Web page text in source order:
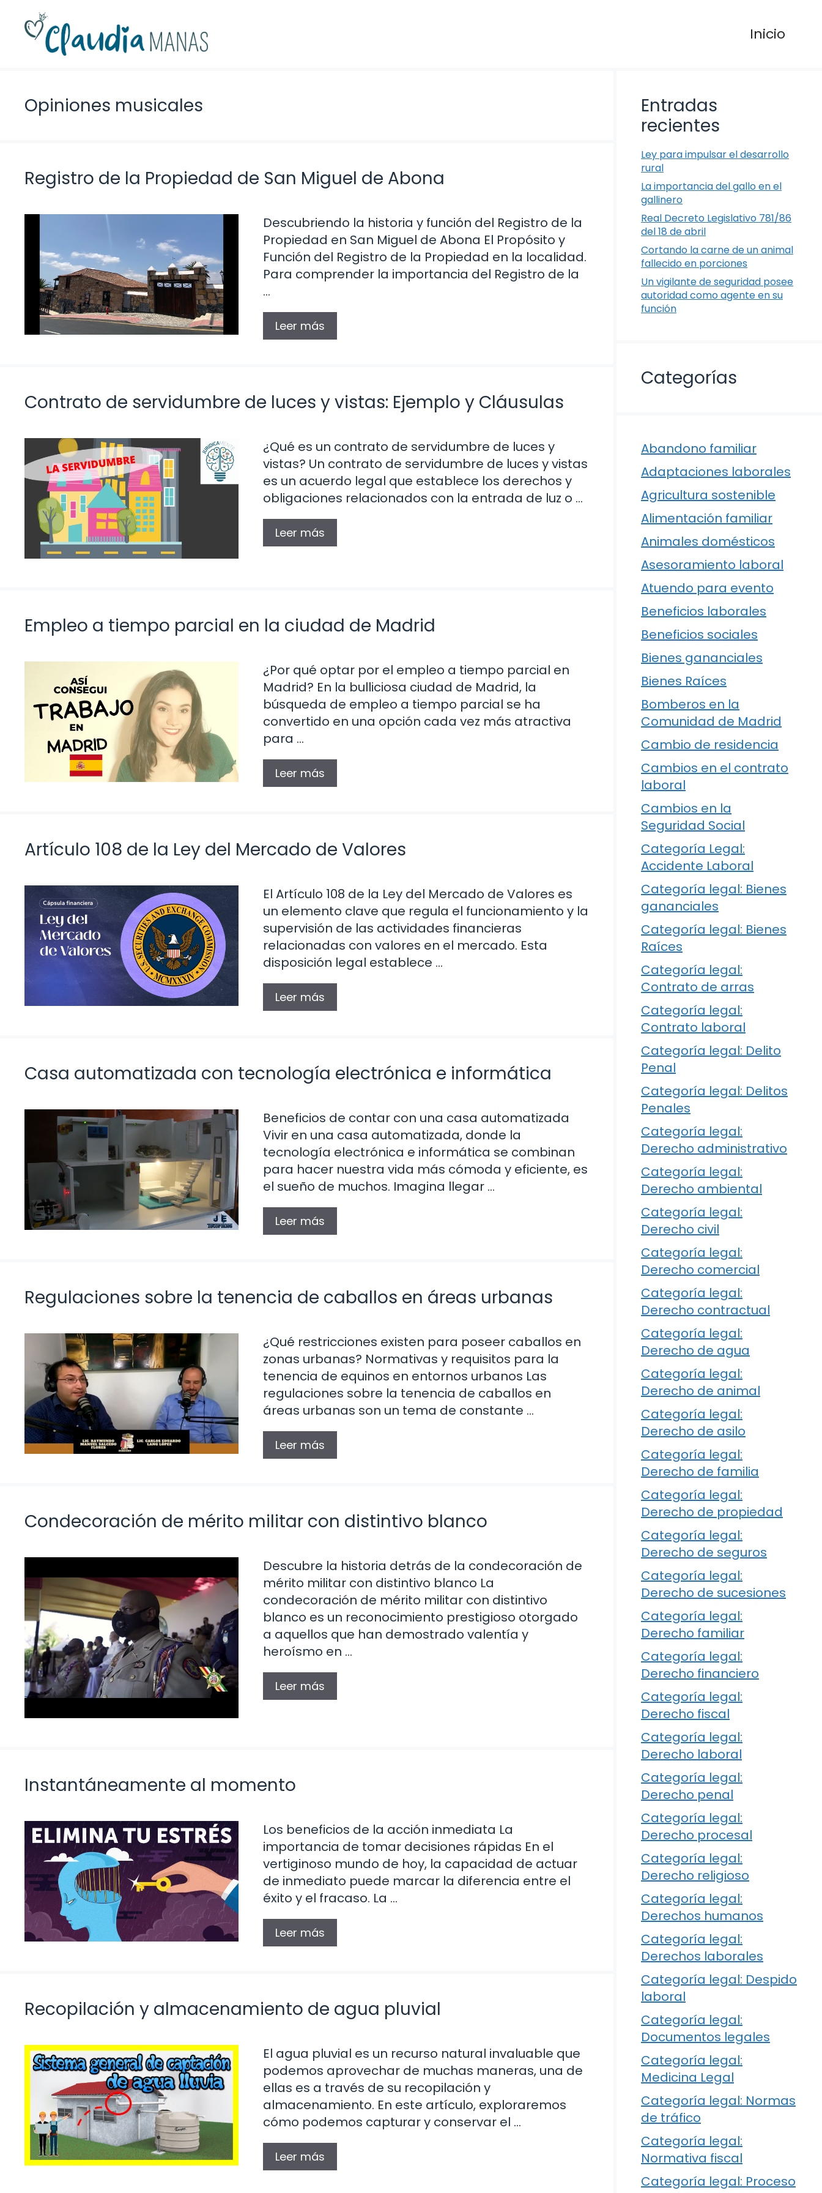
contenido
Inicio
Opiniones musicales
Registro de la Propiedad de San Miguel de Abona
Descubriendo la historia y función del Registro de la
Propiedad en San Miguel de Abona El Propósito y
Función del Registro de la Propiedad en la localidad.
Para comprender la importancia del Registro de la
…
Leer más
Contrato de servidumbre de luces y vistas: Ejemplo y Cláusulas
¿Qué es un contrato de servidumbre de luces y
vistas? Un contrato de servidumbre de luces y vistas
es un acuerdo legal que establece los derechos y
obligaciones relacionados con la entrada de luz o …
Leer más
Empleo a tiempo parcial en la ciudad de Madrid
¿Por qué optar por el empleo a tiempo parcial en
Madrid? En la bulliciosa ciudad de Madrid, la
búsqueda de empleo a tiempo parcial se ha
convertido en una opción cada vez más atractiva
para …
Leer más
Artículo 108 de la Ley del Mercado de Valores
El Artículo 108 de la Ley del Mercado de Valores es
un elemento clave que regula el funcionamiento y la
supervisión de las actividades financieras
relacionadas con valores en el mercado. Esta
disposición legal establece …
Leer más
Casa automatizada con tecnología electrónica e informática
Beneficios de contar con una casa automatizada
Vivir en una casa automatizada, donde la
tecnología electrónica e informática se combinan
para hacer nuestra vida más cómoda y eficiente, es
el sueño de muchos. Imagina llegar …
Leer más
Regulaciones sobre la tenencia de caballos en áreas urbanas
¿Qué restricciones existen para poseer caballos en
zonas urbanas? Normativas y requisitos para la
tenencia de equinos en entornos urbanos Las
regulaciones sobre la tenencia de caballos en
áreas urbanas son un tema de constante …
Leer más
Condecoración de mérito militar con distintivo blanco
Descubre la historia detrás de la condecoración de
mérito militar con distintivo blanco La
condecoración de mérito militar con distintivo
blanco es un reconocimiento prestigioso otorgado
a aquellos que han demostrado valentía y
heroísmo en …
Leer más
Instantáneamente al momento
Los beneficios de la acción inmediata La
importancia de tomar decisiones rápidas En el
vertiginoso mundo de hoy, la capacidad de actuar
de inmediato puede marcar la diferencia entre el
éxito y el fracaso. La …
Leer más
Recopilación y almacenamiento de agua pluvial
El agua pluvial es un recurso natural invaluable que
podemos aprovechar de muchas maneras, una de
ellas es a través de su recopilación y
almacenamiento. En este artículo, exploraremos
cómo podemos capturar y conservar el …
Leer más
Entradas
recientes
Ley para impulsar el desarrollo
rural
La importancia del gallo en el
gallinero
Real Decreto Legislativo 781/86
del 18 de abril
Cortando la carne de un animal
fallecido en porciones
Un vigilante de seguridad posee
autoridad como agente en su
función
Categorías
Abandono familiar
Adaptaciones laborales
Agricultura sostenible
Alimentación familiar
Animales domésticos
Asesoramiento laboral
Atuendo para evento
Beneficios laborales
Beneficios sociales
Bienes gananciales
Bienes Raíces
Bomberos en la
Comunidad de Madrid
Cambio de residencia
Cambios en el contrato
laboral
Cambios en la
Seguridad Social
Categoría Legal:
Accidente Laboral
Categoría legal: Bienes
gananciales
Categoría legal: Bienes
Raíces
Categoría legal:
Contrato de arras
Categoría legal:
Contrato laboral
Categoría legal: Delito
Penal
Categoría legal: Delitos
Penales
Categoría legal:
Derecho administrativo
Categoría legal:
Derecho ambiental
Categoría legal:
Derecho civil
Categoría legal:
Derecho comercial
Categoría legal:
Derecho contractual
Categoría legal:
Derecho de agua
Categoría legal:
Derecho de animal
Categoría legal:
Derecho de asilo
Categoría legal:
Derecho de familia
Categoría legal:
Derecho de propiedad
Categoría legal:
Derecho de seguros
Categoría legal:
Derecho de sucesiones
Categoría legal:
Derecho familiar
Categoría legal:
Derecho financiero
Categoría legal:
Derecho fiscal
Categoría legal:
Derecho laboral
Categoría legal:
Derecho penal
Categoría legal:
Derecho procesal
Categoría legal:
Derecho religioso
Categoría legal:
Derechos humanos
Categoría legal:
Derechos laborales
Categoría legal: Despido
laboral
Categoría legal:
Documentos legales
Categoría legal:
Medicina Legal
Categoría legal: Normas
de tráfico
Categoría legal:
Normativa fiscal
Categoría legal: Proceso